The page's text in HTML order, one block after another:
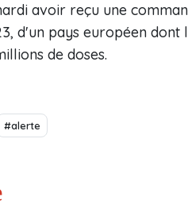
avoir reçu une
d'un pays européen dont
de doses.
#alerte